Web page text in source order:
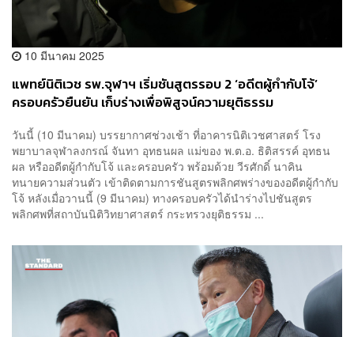
10 มีนาคม 2025
แพทย์นิติเวช รพ.จุฬาฯ เริ่มชันสูตรรอบ 2 ‘อดีตผู้กำกับโจ้’
ครอบครัวยืนยัน เก็บร่างเพื่อพิสูจน์ความยุติธรรม
วันนี้ (10 มีนาคม) บรรยากาศช่วงเช้า ที่อาคารนิติเวชศาสตร์ โรง
พยาบาลจุฬาลงกรณ์ จันทา อุทธนผล แม่ของ พ.ต.อ. ธิติสรรค์ อุทธน
ผล หรืออดีตผู้กำกับโจ้ และครอบครัว พร้อมด้วย วีรศักดิ์ นาคิน
ทนายความส่วนตัว เข้าติดตามการชันสูตรพลิกศพร่างของอดีตผู้กำกับ
โจ้ หลังเมื่อวานนี้ (9 มีนาคม) ทางครอบครัวได้นำร่างไปชันสูตร
พลิกศพที่สถาบันนิติวิทยาศาสตร์ กระทรวงยุติธรรม ...